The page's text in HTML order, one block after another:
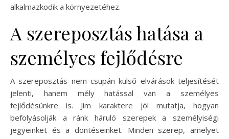
alkalmazkodik a környezetéhez.
A szereposztás hatása a
személyes fejlődésre
A szereposztás nem csupán külső elvárások teljesítését
jelenti, hanem mély hatással van a személyes
fejlődésünkre is. Jim karaktere jól mutatja, hogyan
befolyásolják a ránk háruló szerepek a személyiségi
jegyeinket és a döntéseinket. Minden szerep, amelyet